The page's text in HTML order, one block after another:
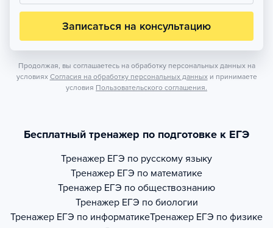
Записаться на консультацию
Продолжая, вы соглашаетесь на обработку персональных данных на
условиях Согласия на обработку персональных данных и принимаете
условия Пользовательского соглашения.
Бесплатный тренажер по подготовке к ЕГЭ
Тренажер ЕГЭ по русскому языку
Тренажер ЕГЭ по математике
Тренажер ЕГЭ по обществознанию
Тренажер ЕГЭ по биологии
Тренажер ЕГЭ по информатикеТренажер ЕГЭ по физике